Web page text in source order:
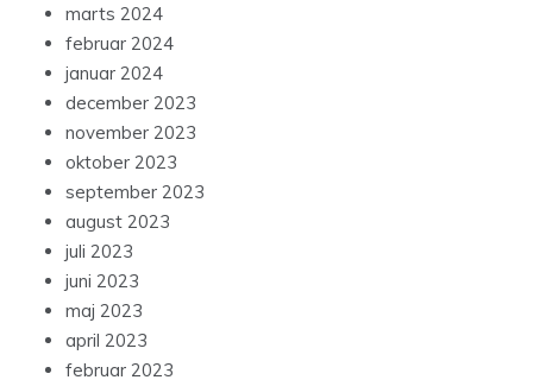
marts 2024
februar 2024
januar 2024
december 2023
november 2023
oktober 2023
september 2023
august 2023
juli 2023
juni 2023
maj 2023
april 2023
februar 2023